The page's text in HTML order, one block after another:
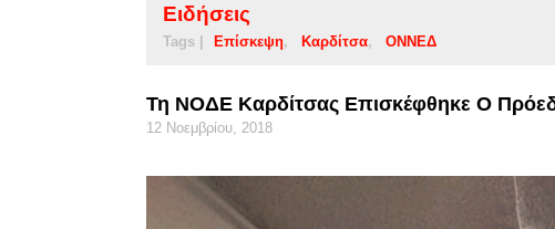
Ειδήσεις
Tags | Επίσκεψη Καρδίτσα ΟΝΝΕΔ
Τη ΝΟΔΕ Καρδίτσας Επισκέφθηκε Ο
12 Νοεμβρίου, 2018